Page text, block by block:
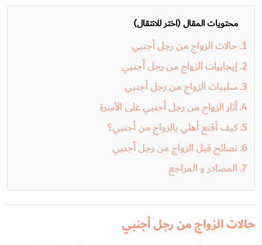
محتويات المقال (اختر للانتقال)
حالات الزواج من رجل أجنبي
إيجابيات الزواج من رجل أجنبي
سلبيات الزواج من رجل أجنبي
آثار الزواج من رجل أجنبي على الأسرة
كيف أقنع أهلي بالزواج من أجنبي؟
نصائح قبل الزواج من رجل أجنبي
المصادر و المراجع
حالات الزواج من رجل أجنبي